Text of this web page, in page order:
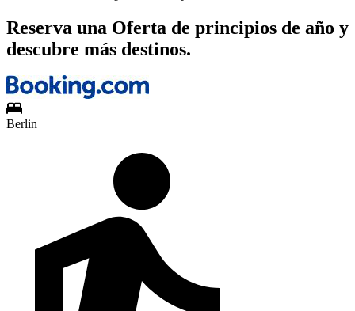
Reserva una Oferta de principios de año y
descubre más destinos.
Berlin